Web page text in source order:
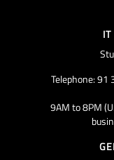
Telephone: 91
9AM to 8PM